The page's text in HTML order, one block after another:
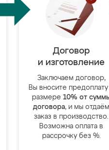
Договор
и изготовление
Заключаем договор,
Вы вносите предоплату
размере 10% от
договора, и мы отдаём
заказ в производство.
Возможна оплата в
рассрочку без %.